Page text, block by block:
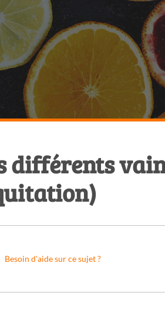
différents
Besoin d'aide sur ce sujet ?